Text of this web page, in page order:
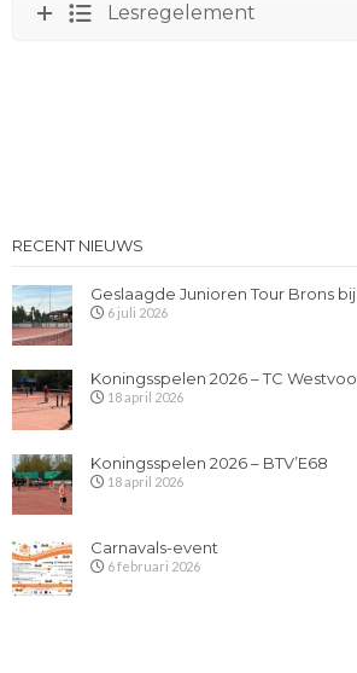
Lesregelement
RECENT NIEUWS
Geslaagde Junioren Tour Brons bij
6 juli 2026
Koningsspelen 2026 – TC
18 april 2026
Koningsspelen 2026 – BTV’E68
18 april 2026
Carnavals-event
6 februari 2026